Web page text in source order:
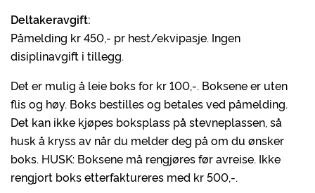
Deltakeravgift:
Påmelding kr 450,- pr hest/ekvipasje. Ingen
disiplinavgift i tillegg.
Det er mulig å leie boks for kr 100,-. Boksene er uten
flis og høy. Boks bestilles og betales ved påmelding.
Det kan ikke kjøpes boksplass på stevneplassen, så
husk å kryss av når du melder deg på om du ønsker
boks. HUSK: Boksene må rengjøres før avreise. Ikke
rengjort boks etterfaktureres med kr 500,-.